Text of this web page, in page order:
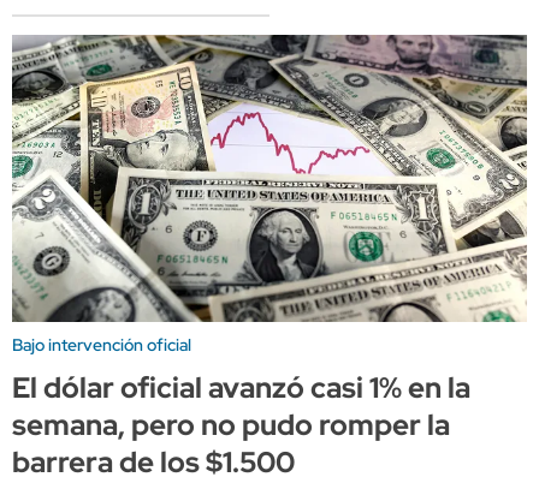
Bajo intervención oficial
El dólar oficial avanzó casi 1% en la
semana, pero no pudo romper la
barrera de los $1.500